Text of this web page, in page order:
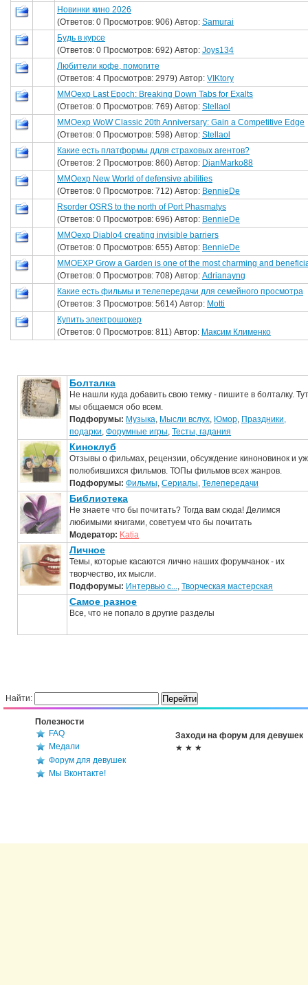
Новинки кино 2026
(Ответов: 0 Просмотров: 906) Автор: Samurai
Будь в курсе
(Ответов: 0 Просмотров: 692) Автор: Joys134
Любители кофе, помогите
(Ответов: 4 Просмотров: 2979) Автор: VIKtory
MMOexp Last Epoch: Breaking Down Tabs for Exalts
(Ответов: 0 Просмотров: 769) Автор: Stellaol
MMOexp WoW Classic 20th Anniversary: Gain a Competitive Edge
(Ответов: 0 Просмотров: 598) Автор: Stellaol
Какие есть платформы ддля страховых агентов?
(Ответов: 2 Просмотров: 860) Автор: DjanMarko88
MMOexp New World of defensive abilities
(Ответов: 0 Просмотров: 712) Автор: BennieDe
Rsorder OSRS to the north of Port Phasmatys
(Ответов: 0 Просмотров: 696) Автор: BennieDe
MMOexp Diablo4 creating invisible barriers
(Ответов: 0 Просмотров: 655) Автор: BennieDe
MMOEXP Grow a Garden is one of the most charming and
(Ответов: 0 Просмотров: 708) Автор: Adrianayng
Какие есть фильмы и телепередачи для семейного просмотра
(Ответов: 3 Просмотров: 5614) Автор: Motti
Купить электрошокер
(Ответов: 0 Просмотров: 811) Автор: Максим Клименко
Болталка
Не нашли куда добавить свою темку - пишите в болталку. Тут
мы общаемся обо всем.
Подфорумы: Музыка, Мысли вслух, Юмор, Праздники,
подарки, Форумные игры, Тесты, гадания
Киноклуб
Отзывы о фильмах, рецензии, обсуждение киноновинок и
полюбившихся фильмов. ТОПы фильмов всех жанров.
Подфорумы: Фильмы, Сериалы, Телепередачи
Библиотека
Не знаете что бы почитать? Тогда вам сюда! Делимся
любимыми книгами, советуем что бы почитать
Модератор: Katia
Личное
Темы, которые касаются лично наших форумчанок - их
творчество, их мысли.
Подфорумы: Интервью с..., Творческая мастерская
Самое разное
Все, что не попало в другие разделы
Найти:
Полезности
FAQ
Медали
Форум для девушек
Мы Вконтакте!
Заходи на форум для девушек
★ ★ ★